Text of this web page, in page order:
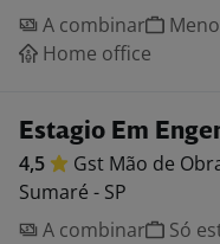
A combinar
Home office
Estagio Em
4,5 Gst Mão de
Sumaré - SP
A combinar
Só